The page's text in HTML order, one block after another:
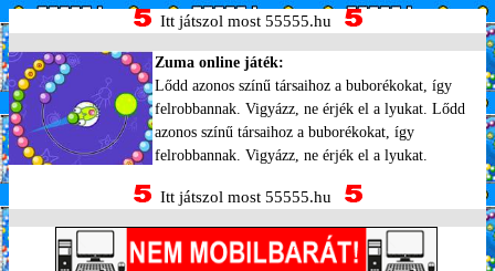
Itt játszol most 55555.hu
Zuma online játék:
Lődd azonos színű társaihoz a buborékokat, így
felrobbannak. Vigyázz, ne érjék el a lyukat. Lődd
azonos színű társaihoz a buborékokat, így
felrobbannak. Vigyázz, ne érjék el a lyukat.
Itt játszol most 55555.hu